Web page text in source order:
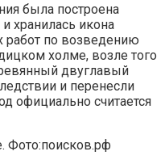
была построена
хранилась икона
работ по возведению
холме, возле того
двуглавый
и перенесли
официально считается
Фото:поисков.рф